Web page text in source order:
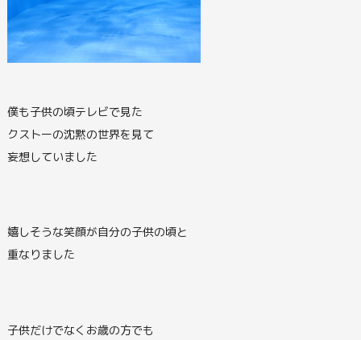
僕も子供の頃テレビで見た
クストーの沈黙の世界を見て
妄想していました
嬉しそうな笑顔が自分の子供の頃と
重なりました
子供だけでなくお歳の方でも